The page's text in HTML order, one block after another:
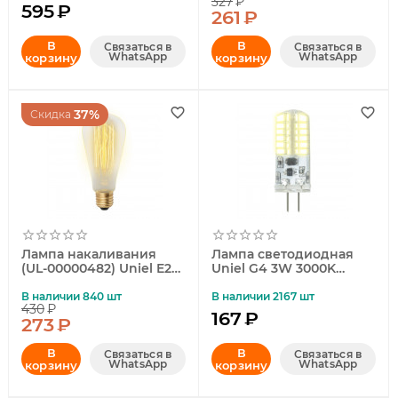
6W/FLAME/E27/FR
PLD01WH
595₽
В
корзину
Связаться в
WhatsApp
ST64-5W/GOLDEN/E27
GLV22GO
261 ₽
В
корзину
Связаться в
WhatsApp
Скидка 37%
Лампа накаливания
(UL-00000482) Uniel E27
ST64-60/GOLDEN/E27
VW02
В наличии 840 шт
430₽
273₽
В
корзину
Связаться в
WhatsApp
Лампа светодиодная
Uniel G4 3W 3000K
12/3W/3000K/G4/CL
SIZ05TR UL-00010366
В наличии 2167 шт
167₽
В
корзину
Связаться в
WhatsApp